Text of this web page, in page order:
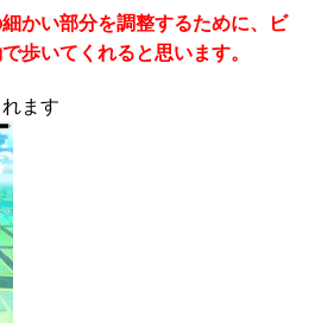
かい部分を調整するために、ビ
歩いてくれると思います。
ます